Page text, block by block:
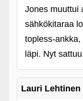
Jones muuttui
sähkökitaraa
topless-
läpi. Nyt
Lauri Lehtinen